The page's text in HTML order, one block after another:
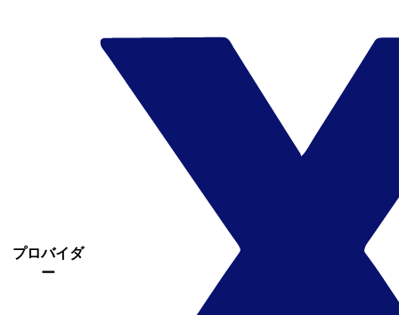
プロバイダ
ー